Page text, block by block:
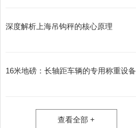
深度解析上海吊钩秤的核心原理
16米地磅：长轴距车辆的专用称重设备​
查看全部 +